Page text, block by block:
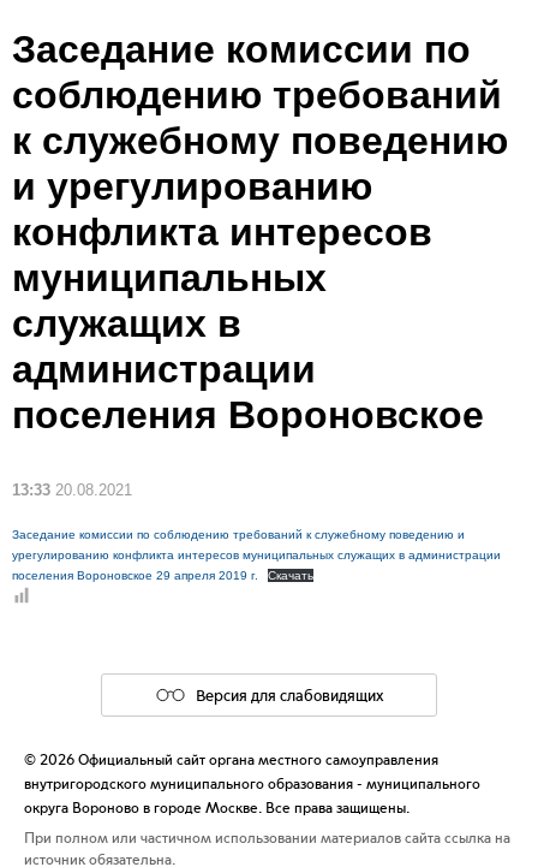
Заседание комиссии по
соблюдению требований
к служебному поведению
и урегулированию
конфликта интересов
муниципальных
служащих в
администрации
поселения Вороновское
13:33 20.08.2021
Заседание комиссии по соблюдению требований к служебному поведению и
урегулированию конфликта интересов муниципальных служащих в администрации
поселения Вороновское 29 апреля 2019 г.
Скачать
Версия для слабовидящих
© 2026 Официальный сайт органа местного самоуправления
внутригородского муниципального образования - муниципального
округа Вороново в городе Москве. Все права защищены.
При полном или частичном использовании материалов сайта ссылка на
источник обязательна.